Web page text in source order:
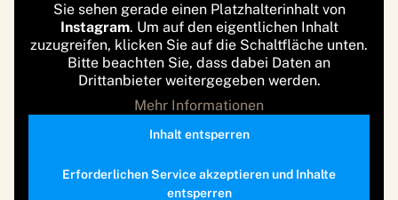
Sie sehen gerade einen Platzhalterinhalt von
Instagram. Um auf den eigentlichen Inhalt
zuzugreifen, klicken Sie auf die Schaltfläche unten.
Bitte beachten Sie, dass dabei Daten an
Drittanbieter weitergegeben werden.
Mehr Informationen
Inhalt entsperren
Erforderlichen Service akzeptieren und Inhalte
entsperren